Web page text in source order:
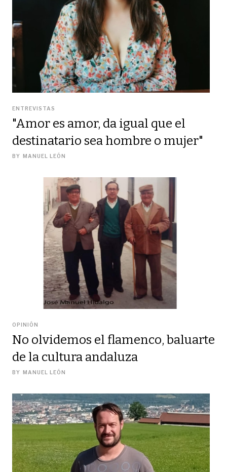
ENTREVISTAS
"Amor es amor, da igual que el
destinatario sea hombre o mujer"
BY MANUEL LEÓN
OPINIÓN
No olvidemos el flamenco, baluarte
de la cultura andaluza
BY MANUEL LEÓN